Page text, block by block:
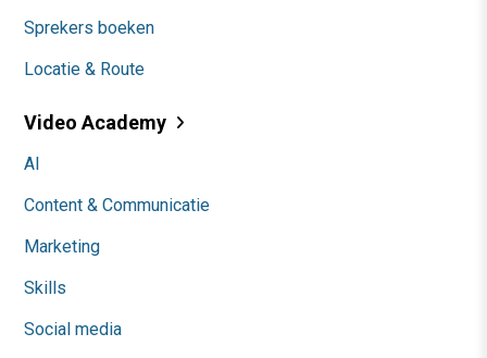
Sprekers boeken
Locatie & Route
Video Academy
AI
Content & Communicatie
Marketing
Skills
Social media